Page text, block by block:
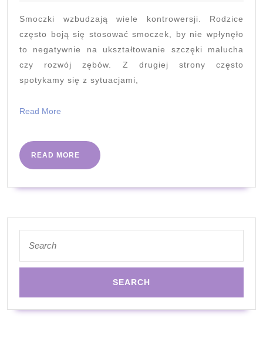
warto
go
używać?
Smoczki wzbudzają wiele kontrowersji. Rodzice
często boją się stosować smoczek, by nie wpłynęło
to negatywnie na ukształtowanie szczęki malucha
czy rozwój zębów. Z drugiej strony często
spotykamy się z sytuacjami,
Read More
READ MORE
READ
MORE
for: